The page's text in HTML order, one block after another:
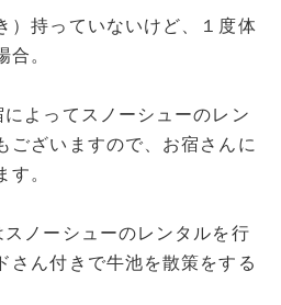
）持っていないけど、１度体
。
よってスノーシューのレン
ございますので、お宿さんに
。
ノーシューのレンタルを行
さん付きで牛池を散策をする